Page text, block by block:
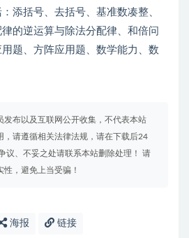
添括号、去括号、基准数凑整、
的逆运算与除法分配律、和倍问
题、方阵应用题、数学能力、数
发布以及互联网公开收集，不代表本站
，请遵循相关法律法规，请在下载后24
议、不妥之处请联系本站删除处理！ 请
，避免上当受骗！
海报 链接